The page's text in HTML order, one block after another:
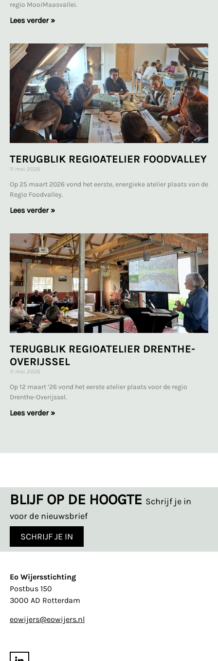
regio MooiMaasvallei.
Lees verder »
TERUGBLIK REGIOATELIER FOODVALLEY
11 mei 2026
Op 25 maart 2026 vond het eerste, energieke atelier plaats van de
Regio Foodvalley.
Lees verder »
TERUGBLIK REGIOATELIER DRENTHE-
OVERIJSSEL
11 mei 2026
Op 12 maart ’26 vond het eerste atelier plaats voor de regio
Drenthe-Overijssel.
Lees verder »
BLIJF OP DE HOOGTE Schrijf je in
voor de nieuwsbrief
SCHRIJF JE IN
Eo Wijersstichting
Postbus 150
3000 AD Rotterdam
eowijers@eowijers.nl